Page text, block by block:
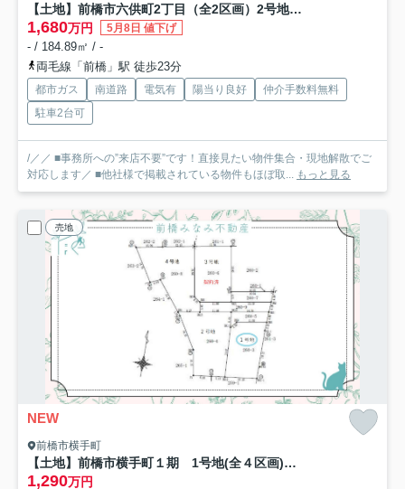
【土地】前橋市六供町2丁目（全2区画）2号地 約55坪売地
1,680万円 5月8日 値下げ
- / 184.89㎡ / -
両毛線「前橋」駅 徒歩23分
都市ガス 南道路 電気有 陽当り良好
仲介手数料無料
駐車2台可
/／／ ■事務所への”来店不要”です！直接見たい物件集合・現地解散でご
対応します／ ■他社様で掲載されている物件もほぼ取... もっと見る
売地
NEW
前橋市横手町
【土地】前橋市横手町１期 1号地(全４区画) 約８４坪
1,290万円